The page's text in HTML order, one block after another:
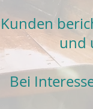
Kunden
und
Bei